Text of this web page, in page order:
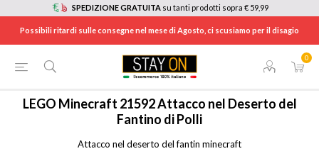
SPEDIZIONE GRATUITA su tanti prodotti sopra € 59,99
Possibili ritardi sulle consegne nel mese di Agosto, ci scusiamo per il disagio
0
HOME TEMPO LIBERO / GIOCATTOLI 21592
LEGO Minecraft 21592 Attacco nel Deserto del
Fantino di Polli
Attacco nel deserto del fantin minecraft